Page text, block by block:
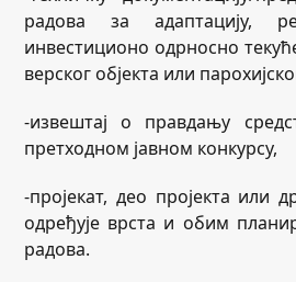
радова за адаптацију,
инвестиционо одрносно
верског објекта или
-извештај о правдању
претходном јавном конкурсу,
-пројекат, део пројекта или
одређује врста и обим
радова.